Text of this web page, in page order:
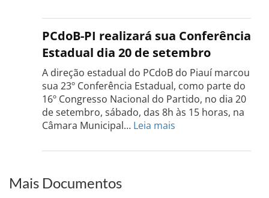
do
PCdoB
do
Sul
dia
PCdoB-PI realizará sua Conferência
Estadual dia 20 de setembro
A direção estadual do PCdoB do Piauí marcou
sua 23º Conferência Estadual, como parte do
16º Congresso Nacional do Partido, no dia 20
de setembro, sábado, das 8h às 15 horas, na
Câmara Municipal… Leia mais
PI
Mais Documentos